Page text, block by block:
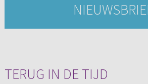
TERUG IN DE TIJD